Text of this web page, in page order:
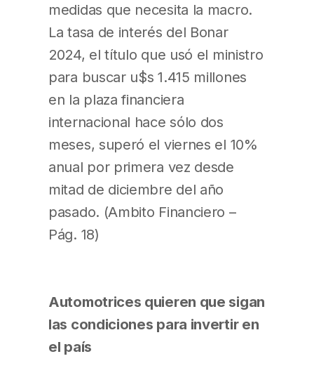
medidas que necesita la macro.
La tasa de interés del Bonar
2024, el título que usó el ministro
para buscar u$s 1.415 millones
en la plaza financiera
internacional hace sólo dos
meses, superó el viernes el 10%
anual por primera vez desde
mitad de diciembre del año
pasado. (Ambito Financiero –
Pág. 18)
Automotrices quieren que sigan
las condiciones para invertir en
el país